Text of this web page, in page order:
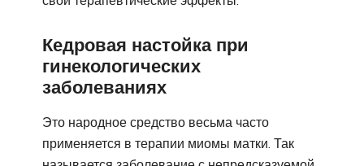
Кедровая настойка при
гинекологических
заболеваниях
Это народное средство весьма часто
применяется в терапии миомы матки. Так